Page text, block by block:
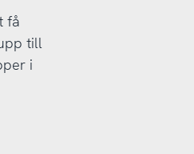
få
till
i